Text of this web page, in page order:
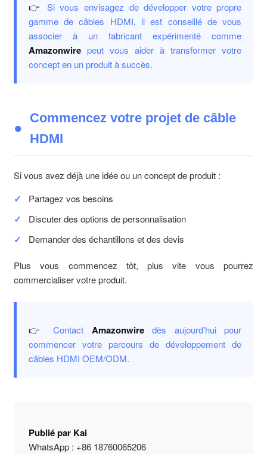
👉 Si vous envisagez de développer votre propre
gamme de câbles HDMI, il est conseillé de vous
associer à un fabricant expérimenté comme
Amazonwirepeut vous aider à transformer votre
concept en un produit à succès.
Commencez votre projet de câble
HDMI
Si vous avez déjà une idée ou un concept de produit :
Partagez vos besoins
Discuter des options de personnalisation
Demander des échantillons et des devis
Plus vous commencez tôt, plus vite vous pourrez
commercialiser votre produit.
👉 Contact Amazonwiredès aujourd'hui pour
commencer votre parcours de développement de
câbles HDMI OEM/ODM.
Publié par Kai
WhatsApp : +86 18760065206